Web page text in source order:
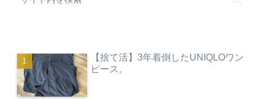
【捨て活】3年着倒したUNIQLOワン
ピース。